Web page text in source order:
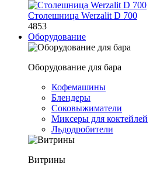
Столешница Werzalit D 700
4853
Оборудование
Оборудование для бара
Кофемашины
Блендеры
Соковыжиматели
Миксеры для коктейлей
Льдодробители
Витрины